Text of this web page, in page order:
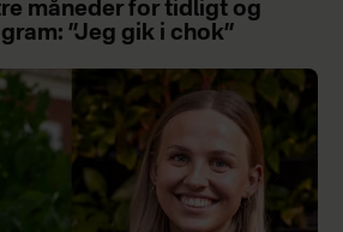
måneder for tidligt og
”Jeg gik i chok”